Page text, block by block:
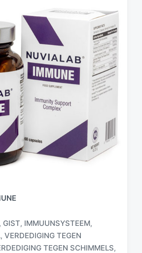
, GIST, IMMUUNSYSTEEM,
, VERDEDIGING TEGEN
TEGEN SCHIMMELS,